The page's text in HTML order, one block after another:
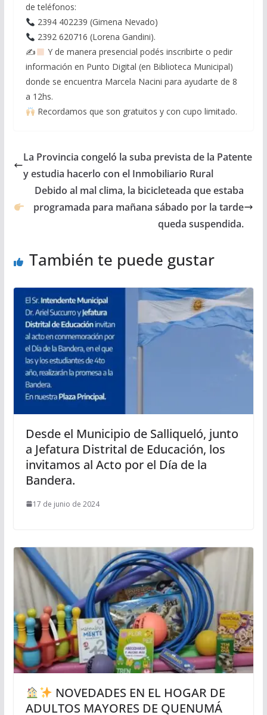
de teléfonos:
2394 402239 (Gimena Nevado)
2392 620716 (Lorena Gandini).
✍
Y de manera presencial podés inscribirte o pedir
información en Punto Digital (en Biblioteca Municipal)
donde se encuentra Marcela Nacini para ayudarte de 8
a 12hs.
Recordamos que son gratuitos y con cupo limitado.
La Provincia congeló la suba prevista de la Patente
y estudia hacerlo con el Inmobiliario Rural
Debido al mal clima, la bicicleteada que estaba
programada para mañana sábado por la tarde
queda suspendida.
También te puede gustar
Desde el Municipio de Salliqueló, junto
a Jefatura Distrital de Educación, los
invitamos al Acto por el Día de la
Bandera.
17 de junio de 2024
NOVEDADES EN EL HOGAR DE
ADULTOS MAYORES DE QUENUMÁ